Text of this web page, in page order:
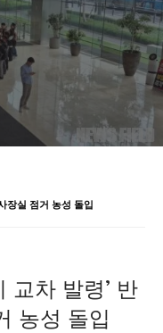
장실 점거 농성 돌입
교차 발령’ 반
농성 돌입